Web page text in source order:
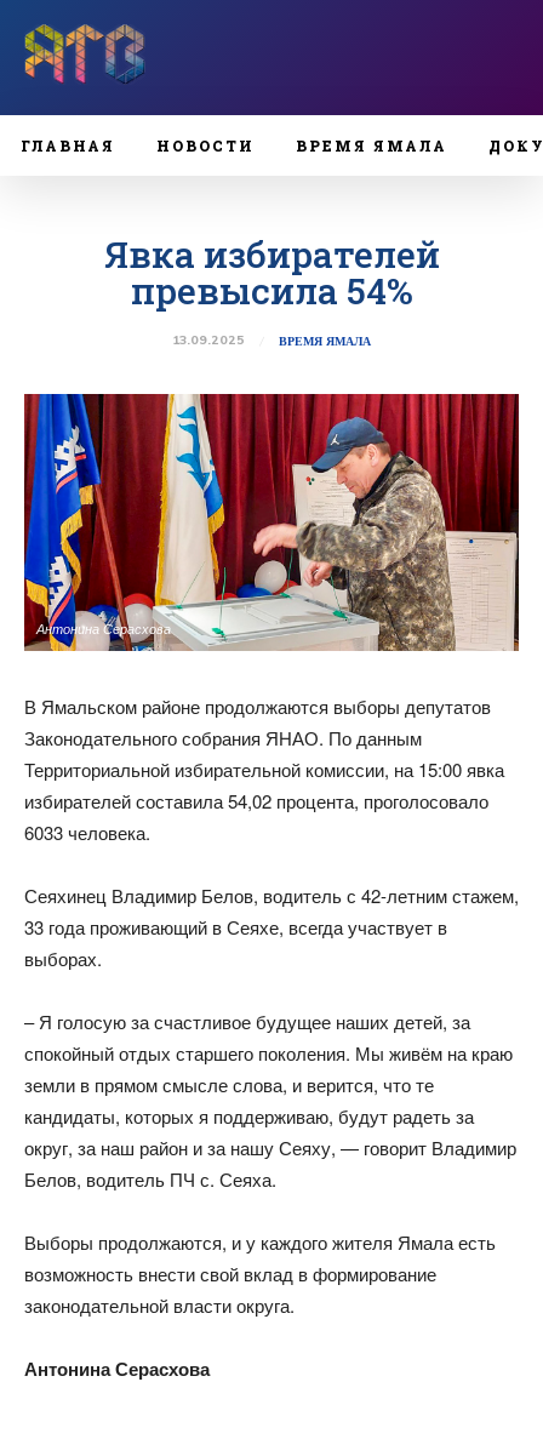
ГЛАВНАЯ НОВОСТИ ВРЕМЯ ЯМАЛА
Явка избирателей
превысила 54%
13.09.2025 ВРЕМЯ ЯМАЛА
Антонина Серасхова
В Ямальском районе продолжаются выборы депутатов
Законодательного собрания ЯНАО. По данным
Территориальной избирательной комиссии, на 15:00 явка
избирателей составила 54,02 процента, проголосовало
6033 человека.
Сеяхинец Владимир Белов, водитель с 42-летним стажем,
33 года проживающий в Сеяхе, всегда участвует в
выборах.
– Я голосую за счастливое будущее наших детей, за
спокойный отдых старшего поколения. Мы живём на краю
земли в прямом смысле слова, и верится, что те
кандидаты, которых я поддерживаю, будут радеть за
округ, за наш район и за нашу Сеяху, — говорит Владимир
Белов, водитель ПЧ с. Сеяха.
Выборы продолжаются, и у каждого жителя Ямала есть
возможность внести свой вклад в формирование
законодательной власти округа.
Антонина Серасхова